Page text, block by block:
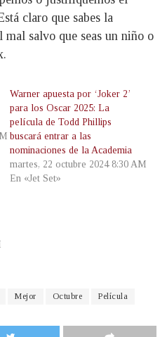
claro que sabes la
salvo que seas un niño o
Warner apuesta por ‘Joker 2’
para los Oscar 2025: La
película de Todd Phillips
buscará entrar a las
nominaciones de la Academia
martes, 22 octubre 2024 8:30 AM
En «Jet Set»
Mejor Octubre Película